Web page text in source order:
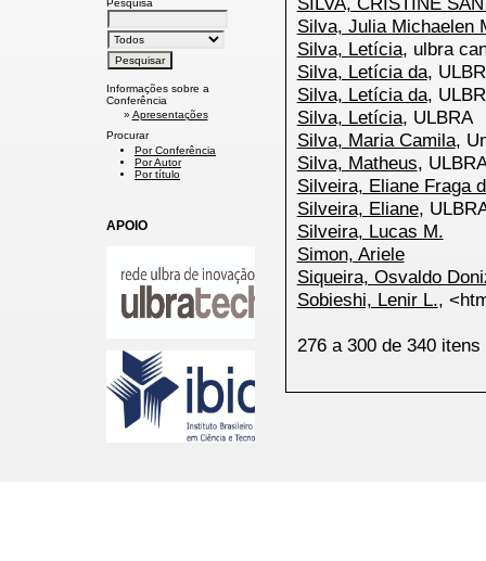
Informações sobre a
Conferência
» Apresentações
Procurar
Por Conferência
Por Autor
Por título
APOIO
Silva, Julia Michaelen
Silva, Letícia, ulbra
Silva, Letícia da,
Silva, Letícia da,
Silva, Letícia, ULBRA
Silva, Maria Camila,
Silva, Matheus,
Silveira, Eliane Fraga
Silveira, Eliane,
Silveira, Lucas M.
Simon, Ariele
Siqueira, Osvaldo
Sobieshi, Lenir L.,
276 a 300 de 340